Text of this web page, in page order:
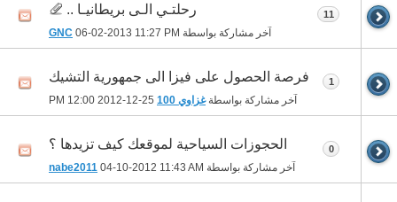
رحلتـي الـى بريطانيـا ..
آخر مشاركة بواسطة GNC 06-02-2013 11:27 PM
11
فرصة الحصول على فيزا الى جمهورية التشيك
آخر مشاركة بواسطةغزاوي 100 12:00 PM
1
الحجوزات السياحية لموقعك كيف تزيدها ؟
آخر مشاركة بواسطة nabe2011 04-10-2012 11:43 AM
0